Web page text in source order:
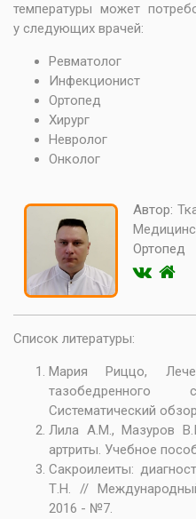
температуры может
у следующих врачей:
Ревматолог
Инфекционист
Ортопед
Хирург
Невролог
Онколог
Автор:
Ортопед
Список литературы:
Мария Риццо,
Систематический
Лила А.М., Мазуров
артриты. Учебное
Сакроилеиты:
Т.Н. //
2016 - №7.